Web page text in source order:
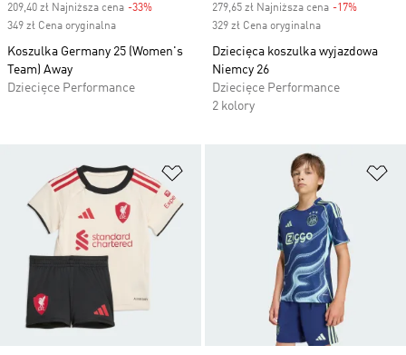
209,40 zł Najniższa cena -33%
349 zł Cena oryginalna
Koszulka Germany 25 (Women's
Team) Away
Dziecięce Performance
279,65 zł Najniższa cena -17%
329 zł Cena oryginalna
Dziecięca koszulka wyjazdowa
Niemcy 26
Dziecięce Performance
2 kolory
Dodaj do listy życzeń